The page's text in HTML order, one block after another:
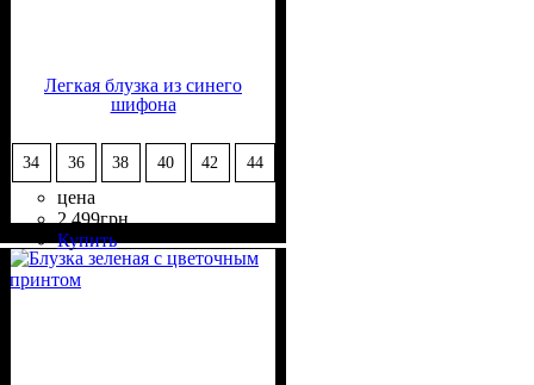
Легкая блузка из синего
шифона
34 36 38 40 42 44
цена
2 499грн
Купить
Состав ткани
Вискоза, 50% Полиэстер
Крой: свободный
Длина: удлиненная
Длина рукава
Стиль: нарядный